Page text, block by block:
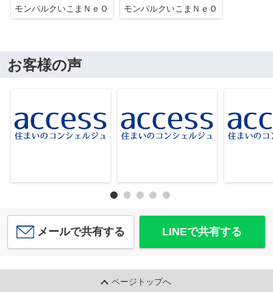
モンパルクいこまＮｅＯ モンパルクいこまＮｅＯ
お客様の声
メールで共有する LINEで共有する
ページトップへ